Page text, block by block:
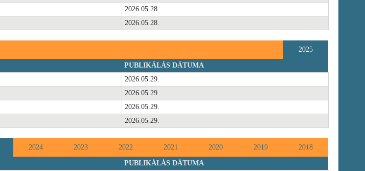
2026.05.28.
2026.05.28.
2025
PUBLIKÁLÁS DÁTUMA
2026.05.29.
2026.05.29.
2026.05.29.
2026.05.29.
2024 2023 2022 2021 2020 2019 2018
PUBLIKÁLÁS DÁTUMA